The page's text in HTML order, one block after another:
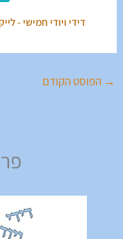
דידי ויודי חמישי -
→ הפוסט הקודם